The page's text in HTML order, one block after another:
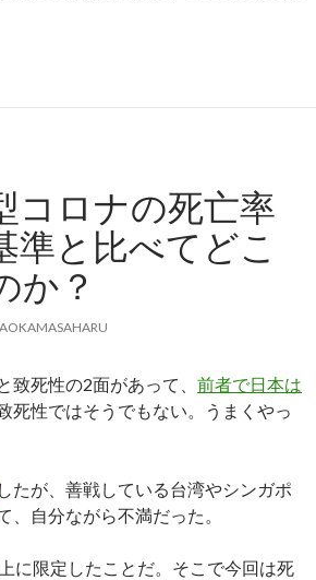
コロナの死亡率
準と比べてどこ
か？
致死性の2面があって、 前者で日本は
死性ではそうでもない。うまくやっ
したが、善戦している台湾やシンガポ
、自分ながら不満だった。
に限定したことだ。そこで今回は死